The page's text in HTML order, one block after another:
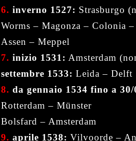
6. inverno 1527: Strasburgo
Worms – Magonza – Colonia
Assen – Meppel
7. inizio 1531: Amsterdam
settembre 1533: Leida – Delft
8. da gennaio 1534 fino a 30/
Rotterdam – Münster
Bolsfard – Amsterdam
9. aprile 1538: Vilvoorde –